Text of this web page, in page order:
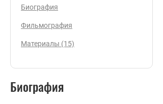
Биография
Фильмография
Материалы (15)
Биография